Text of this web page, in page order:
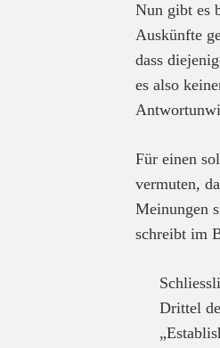
Nun gibt es
Auskünfte
dass
es also
Für einen
vermuten,
Meinungen
schreibt im
Drittel